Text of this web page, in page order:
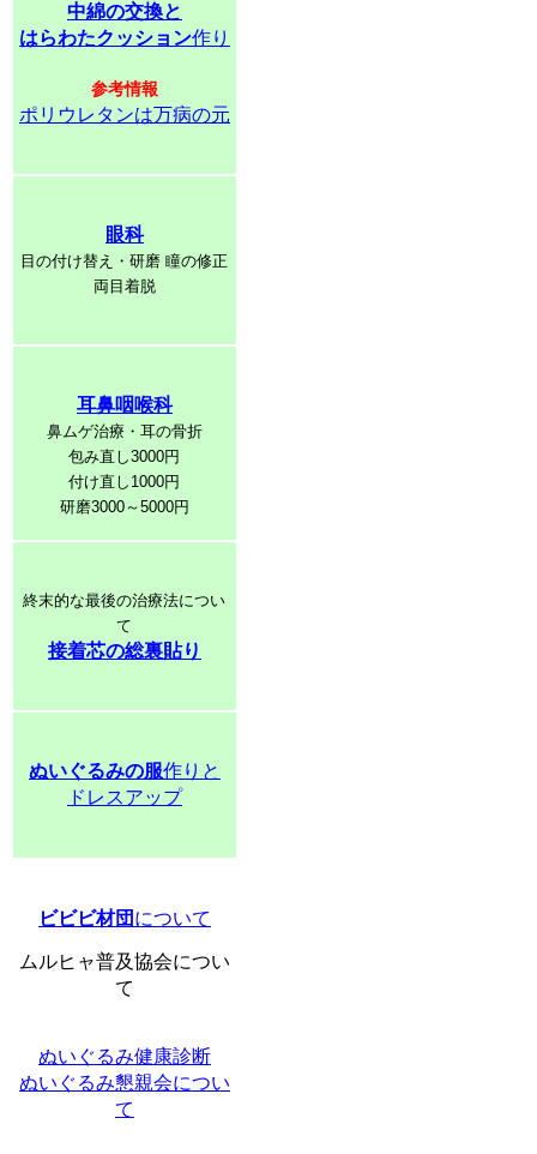
中綿の交換と
はらわたクッション作り
参考情報
ポリウレタンは万病の元
眼科
目の付け替え・研磨 瞳の修正
両目着脱
耳鼻咽喉科
鼻ムゲ治療・耳の骨折
包み直し3000円
付け直し1000円
研磨3000～5000円
終末的な最後の治療法につい
て
接着芯の総裏貼り
ぬいぐるみの服作りと
ドレスアップ
ビビビ材団 について
ムルヒャ普及協会につい
て
ぬいぐるみ健康診断
ぬいぐるみ懇親会につい
て